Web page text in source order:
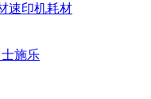
速印机耗材
施乐